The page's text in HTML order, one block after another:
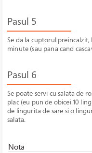
Pasul 5
Se da la cuptorul
minute (sau pana cand
Pasul 6
Se poate servi cu salata de
plac (eu pun de obicei 10
de lingurita de sare si o
salata.
Nota